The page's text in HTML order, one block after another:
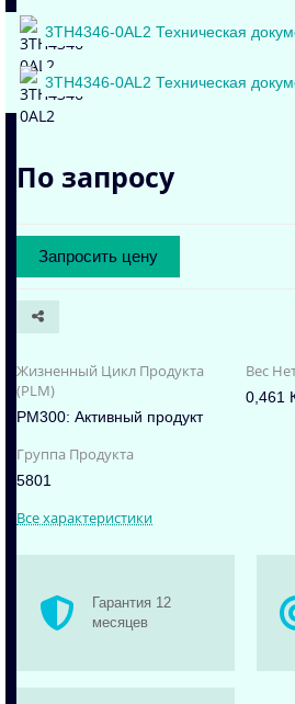
3TH4346-0AL2 Техническая
3TH4346-0AL2 Техническая
По запросу
Запросить цену
Жизненный Цикл Продукта
(PLM)
PM300: Активный продукт
Вес
0,461
Группа Продукта
5801
Все характеристики
Гарантия 12
месяцев